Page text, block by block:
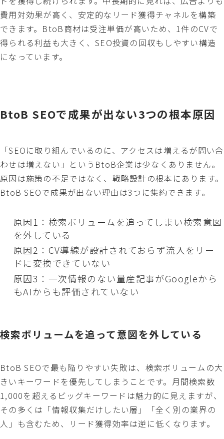
費用対効果が高く、安定的なリード獲得チャネルを構築
できます。BtoB商材は受注単価が高いため、1件のCVで
得られる利益も大きく、SEO投資の回収もしやすい構造
になっています。
BtoB SEOで成果が出ない3つの根本原因
「SEOに取り組んでいるのに、アクセスは増えるが問い合
わせは増えない」というBtoB企業は少なくありません。
原因は施策の不足ではなく、戦略設計の根本にあります。
BtoB SEOで成果が出ない理由は3つに集約できます。
原因1：検索ボリュームを追ってしまい検索意図
を外している
原因2：CV導線が設計されておらず流入をリー
ドに変換できていない
原因3：一次情報のない量産記事がGoogleから
もAIからも評価されていない
検索ボリュームを追って意図を外している
BtoB SEOで最も陥りやすい失敗は、検索ボリュームの大
きいキーワードを優先してしまうことです。月間検索数
1,000を超えるビッグキーワードは魅力的に見えますが、
その多くは「情報収集だけしたい層」「全く別の業界の
人」も含むため、リード獲得効率は逆に低くなります。